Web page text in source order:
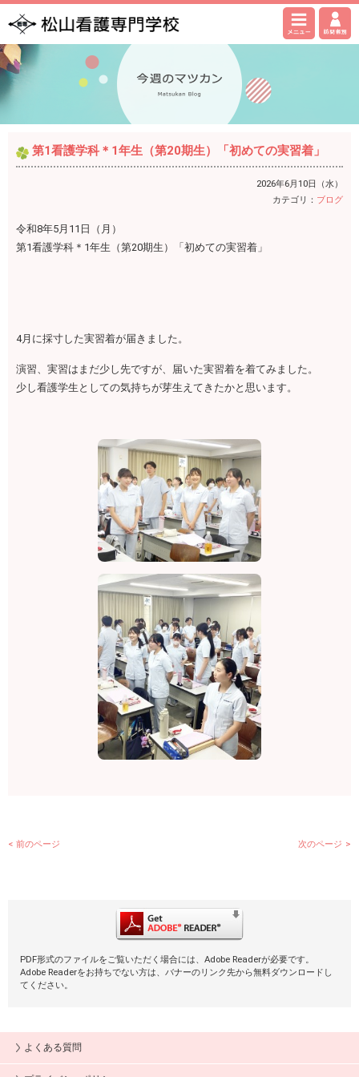
第1看護学科＊1年生（第20期生）「初めての実習着」
2026年6月10日（水）
カテゴリ： ブログ
令和8年5月11日（月）
第1看護学科＊1年生（第20期生）「初めての実習着」
4月に採寸した実習着が届きました。
演習、実習はまだ少し先ですが、届いた実習着を着てみました。
少し看護学生としての気持ちが芽生えてきたかと思います。
前のページ 次のページ
PDF形式のファイルをご覧いただく場合には、Adobe Readerが必要です。
Adobe Readerをお持ちでない方は、バナーのリンク先から無料ダウンロードし
てください。
よくある質問